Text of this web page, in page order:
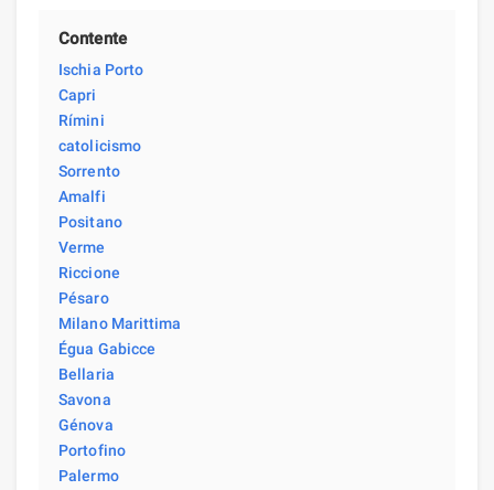
Contente
Ischia Porto
Capri
Rímini
catolicismo
Sorrento
Amalfi
Positano
Verme
Riccione
Pésaro
Milano Marittima
Égua Gabicce
Bellaria
Savona
Génova
Portofino
Palermo